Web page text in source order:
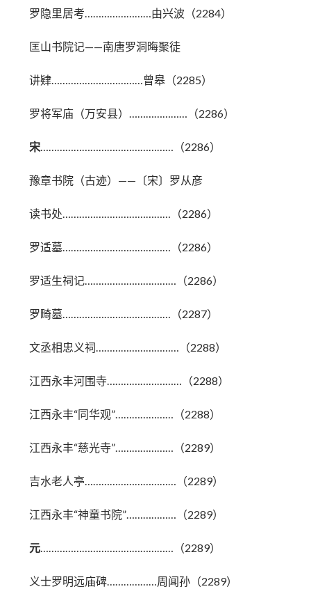
罗隐里居考……………………由兴波（2284）
匡山书院记——南唐罗洞晦聚徒
讲肄……………………………曾皋（2285）
罗将军庙（万安县）…………………（2286）
宋…………………………………………（2286）
豫章书院（古迹）——〔宋〕罗从彦
读书处…………………………………（2286）
罗适墓…………………………………（2286）
罗适生祠记……………………………（2286）
罗畸墓…………………………………（2287）
文丞相忠义祠…………………………（2288）
江西永丰河围寺………………………（2288）
江西永丰“同华观”…………………（2288）
江西永丰“慈光寺”…………………（2289）
吉水老人亭……………………………（2289）
江西永丰“神童书院”………………（2289）
元…………………………………………（2289）
义士罗明远庙碑………………周闻孙（2289）